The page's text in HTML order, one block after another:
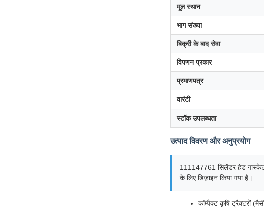
मूल स्थान
भाग संख्या
बिक्री के बाद सेवा
विपणन प्रकार
प्रमाणपत्र
वारंटी
स्टॉक उपलब्धता
उत्पाद विवरण और अनुप्रयोग
111147761 सिलेंडर हेड
के लिए डिज़ाइन किया गया है।
कॉम्पैक्ट कृषि ट्रैक्टरों